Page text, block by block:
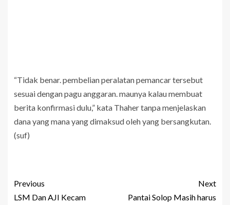
“Tidak benar. pembelian peralatan pemancar tersebut
sesuai dengan pagu anggaran. maunya kalau membuat
berita konfirmasi dulu,” kata Thaher tanpa menjelaskan
dana yang mana yang dimaksud oleh yang bersangkutan.
(suf)
Previous
LSM Dan AJI Kecam
Next
Pantai Solop Masih harus